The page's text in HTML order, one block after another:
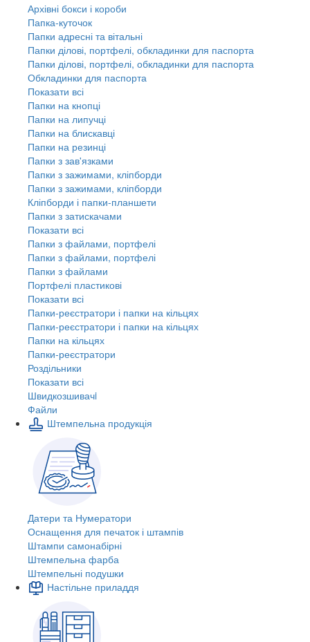
Архівні бокси і короби
Папка-куточок
Папки адресні та вітальні
Папки ділові, портфелі, обкладинки для паспорта
Папки ділові, портфелі, обкладинки для паспорта
Обкладинки для паспорта
Показати всі
Папки на кнопці
Папки на липучці
Папки на блискавці
Папки на резинці
Папки з зав'язками
Папки з зажимами, кліпборди
Папки з зажимами, кліпборди
Кліпборди і папки-планшети
Папки з затискачами
Показати всі
Папки з файлами, портфелі
Папки з файлами, портфелі
Папки з файлами
Портфелі пластикові
Показати всі
Папки-реєстратори і папки на кільцях
Папки-реєстратори і папки на кільцях
Папки на кільцях
Папки-реєстратори
Роздільники
Показати всі
Швидкозшивачi
Файли
Штемпельна продукція
Датери та Нумератори
Оснащення для печаток і штампів
Штампи самонабірні
Штемпельна фарба
Штемпельні подушки
Настільне приладдя